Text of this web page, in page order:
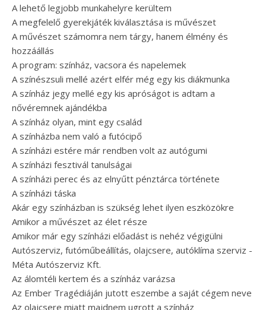
A lehető legjobb munkahelyre kerültem
A megfelelő gyerekjáték kiválasztása is művészet
A művészet számomra nem tárgy, hanem élmény és
hozzáállás
A program: színház, vacsora és napelemek
A színészsuli mellé azért elfér még egy kis diákmunka
A színház jegy mellé egy kis apróságot is adtam a
nővéremnek ajándékba
A színház olyan, mint egy család
A színházba nem való a futócipő
A színházi estére már rendben volt az autógumi
A színházi fesztivál tanulságai
A színházi perec és az elnyűtt pénztárca története
A színházi táska
Akár egy színházban is szükség lehet ilyen eszközökre
Amikor a művészet az élet része
Amikor már egy színházi előadást is nehéz végigülni
Autószerviz, futóműbeállítás, olajcsere, autóklíma szerviz -
Méta Autószerviz Kft.
Az álomtéli kertem és a színház varázsa
Az Ember Tragédiáján jutott eszembe a saját cégem neve
Az olajcsere miatt majdnem ugrott a színház